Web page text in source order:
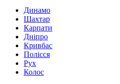
Динамо
Шахтар
Карпати
Дніпро
Кривбас
Полісся
Рух
Колос